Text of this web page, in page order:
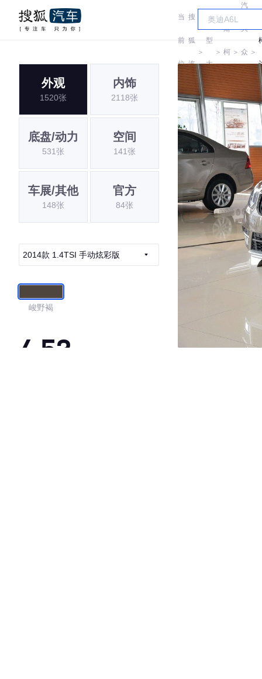
当
前
位
置:
搜
狐
汽
车
＞
车
型
大
全
＞
斯
柯
达
＞
汽
大
众
斯
柯
达
＞
外观
1520张
内饰
2118张
底盘/动力
531张
空间
141张
车展/其他
148张
官方
84张
2014款 1.4TSI 手动炫彩版
峻野褐
4.53